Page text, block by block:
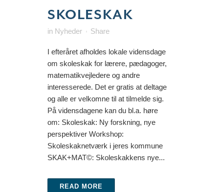
SKOLESKAK
in Nyheder Share
I efteråret afholdes lokale vidensdage
om skoleskak for lærere, pædagoger,
matematikvejledere og andre
interesserede. Det er gratis at deltage
og alle er velkomne til at tilmelde sig.
På vidensdagene kan du bl.a. høre
om: Skoleskak: Ny forskning, nye
perspektiver Workshop:
Skoleskaknetværk i jeres kommune
SKAK+MAT©: Skoleskakkens nye...
READ MORE